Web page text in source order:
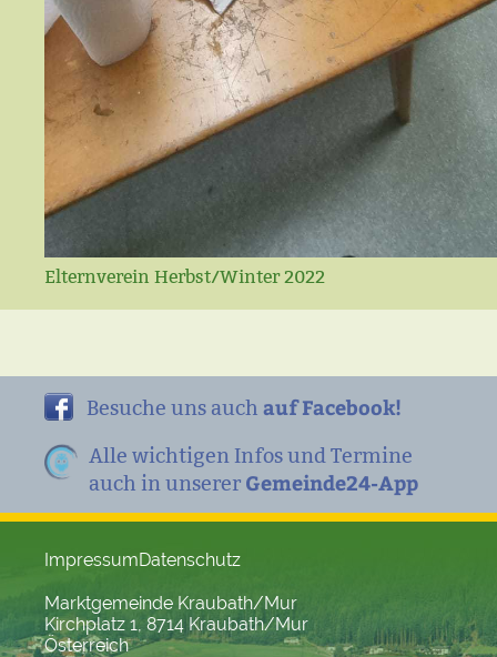
Elternverein Herbst/Winter 2022
Besuche uns auch auf Facebook!
Alle wichtigen Infos und Termine
auch in unserer Gemeinde24-App
ImpressumDatenschutz
Marktgemeinde Kraubath/Mur
Kirchplatz 1, 8714 Kraubath/Mur
Österreich